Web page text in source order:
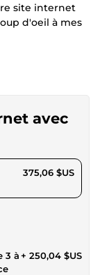
site internet
d'oeil à mes
avec
375,06 $US
3 à+ 250,04 $US